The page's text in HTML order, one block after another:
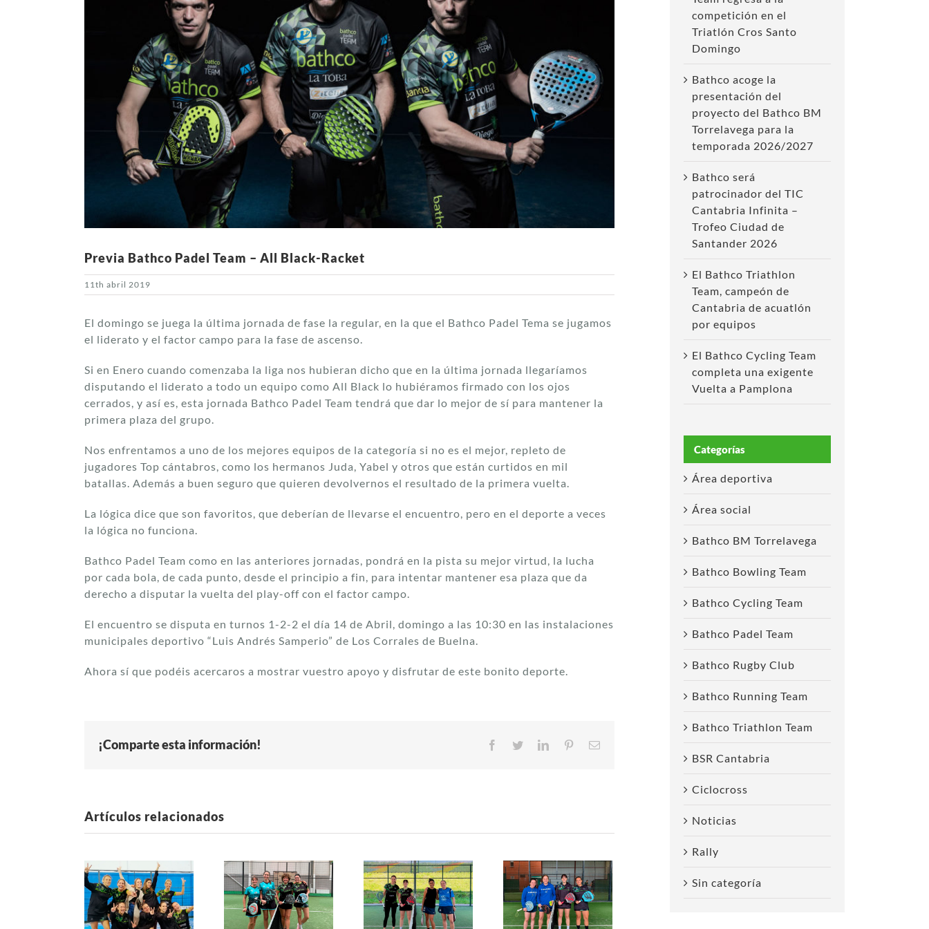
Previa Bathco Padel Team – All Black-Racket
11th abril 2019
El domingo se juega la última jornada de fase la regular, en la que el Bathco Padel Tema se jugamos
el liderato y el factor campo para la fase de ascenso.
Si en Enero cuando comenzaba la liga nos hubieran dicho que en la última jornada llegaríamos
disputando el liderato a todo un equipo como All Black lo hubiéramos firmado con los ojos
cerrados, y así es, esta jornada Bathco Padel Team tendrá que dar lo mejor de sí para mantener la
primera plaza del grupo.
Nos enfrentamos a uno de los mejores equipos de la categoría si no es el mejor, repleto de
jugadores Top cántabros, como los hermanos Juda, Yabel y otros que están curtidos en mil
batallas. Además a buen seguro que quieren devolvernos el resultado de la primera vuelta.
La lógica dice que son favoritos, que deberían de llevarse el encuentro, pero en el deporte a veces
la lógica no funciona.
Bathco Padel Team como en las anteriores jornadas, pondrá en la pista su mejor virtud, la lucha
por cada bola, de cada punto, desde el principio a fin, para intentar mantener esa plaza que da
derecho a disputar la vuelta del play-off con el factor campo.
El encuentro se disputa en turnos 1-2-2 el día 14 de Abril, domingo a las 10:30 en las instalaciones
municipales deportivo “Luis Andrés Samperio” de Los Corrales de Buelna.
Ahora sí que podéis acercaros a mostrar vuestro apoyo y disfrutar de este bonito deporte.
¡Comparte esta información! Facebook
TwitterLinkedInPinterest
Artículos relacionados
competición en el
Triatlón Cros Santo
Domingo
Bathco acoge la
presentación del
proyecto del Bathco BM
Torrelavega para la
temporada 2026/2027
Bathco será
patrocinador del TIC
Cantabria Infinita –
Trofeo Ciudad de
Santander 2026
El Bathco Triathlon
Team, campeón de
Cantabria de acuatlón
por equipos
El Bathco Cycling Team
completa una exigente
Vuelta a Pamplona
Categorías
Área deportiva
Área social
Bathco BM Torrelavega
Bathco Bowling Team
Bathco Cycling Team
Bathco Padel Team
Bathco Rugby Club
Bathco Running Team
Bathco Triathlon Team
BSR Cantabria
Ciclocross
Noticias
Rally
Sin categoría